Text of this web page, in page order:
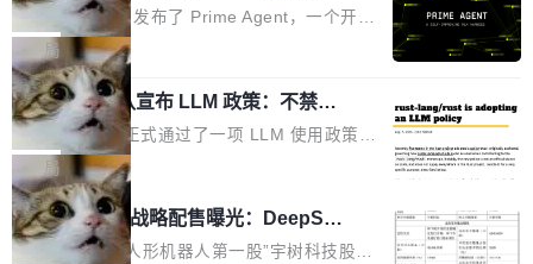
r Day）将在杭州启航。活动面向智能硬件产业
链企业和开发者，邀请行业专家与资深技术顾
问，围绕开源鸿蒙技术能力、设备适配、芯片适
配、功耗与稳定性调优、兼容性测评及统一互联
等内容展开系统讲解和实战交流，帮助企业进一
步了解开源鸿蒙在智能...
opilot coding agent 全部受影响。从检测到完全
恢复，大约 12 小时。 这是 2026 年 8 月的第六
起事故，其中四起与 AI/Copilot 服务相关。 Git
Hub 员工 kdaigle 在 HN 讨论中贴出了一组数
据：2025 年全年 10 亿次 commit。现在，每周
2.75 亿次，全年预计 140 亿次。GitHub...
进的编程 Agent，ARC-AGI 3 超越人类
专家基线
Prime Intellect 发布了 Prime Agent，一个开源
的编程 Agent Harness，核心设计围绕两个抽
象：Recursive Language Model（RLM）和 C
ontinual Harness。在 ARC-AGI 3 基准测试
上，Prime Agent + Opus 5 的组合达到了 95.
5% RHAE Best@1，超过了 ARC 报告的人类专
家基线 95.4%。 不是又一个 coding agent 包装
器 Prime Agent 的架构和市面上大多数 coding
agent 有本质区别。大多数 agent harness 的设
局
Rust 项目团队宣布 LLM 政策：不禁
止，但你要承认哪些代码不是你写的
Rust 语言项目正式通过了一项 LLM 使用政策，
覆盖 rust-lang/rust 单一仓库的代码贡献。这不
是项目级别的官方立场，目前由五个团队采纳，
但它可能是主流开源项目中关于 AI 辅助贡献最
细致的一份规则。 政策的核心只有一句话：LLM
局
宇树科技 IPO 战略配售曝光：DeepSe
ek 获配 93.3 万股，锁定 36 个月
8月6日晚间，“人形机器人第一股”宇树科技股份